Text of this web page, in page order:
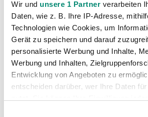
Wir und unsere 1 Partner verarbeiten
Daten, wie z. B. Ihre IP-Adresse,
Technologien wie Cookies, um
Gerät zu speichern und darauf
personalisierte Werbung und Inhalte,
Werbung und Inhalten,
Entwicklung von Angeboten zu
entscheiden darüber, wer Ihre Daten
WEITERE NEWS